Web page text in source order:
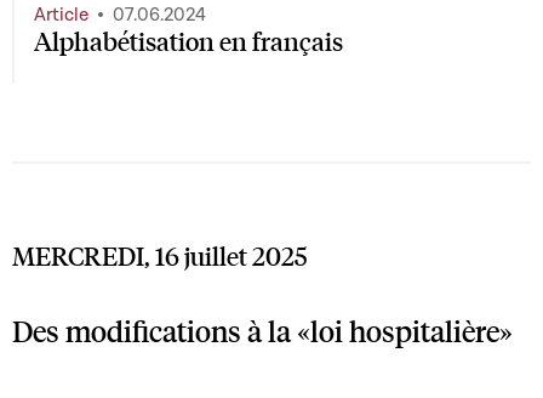
Alphabétisation en français
Article 07.06.2024
MERCREDI, 16 juillet 2025
Des modifications à la «loi hospitalière»